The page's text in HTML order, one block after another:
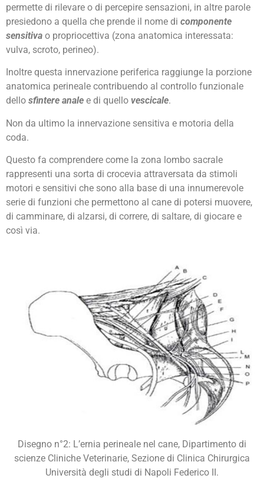
permette di rilevare o di percepire sensazioni, in altre parole
presiedono a quella che prende il nome di componente
sensitiva o propriocettiva (zona anatomica interessata:
vulva, scroto, perineo).
Inoltre questa innervazione periferica raggiunge la porzione
anatomica perineale contribuendo al controllo funzionale
dello sfintere anale e di quello vescicale.
Non da ultimo la innervazione sensitiva e motoria della
coda.
Questo fa comprendere come la zona lombo sacrale
rappresenti una sorta di crocevia attraversata da stimoli
motori e sensitivi che sono alla base di una innumerevole
serie di funzioni che permettono al cane di potersi muovere,
di camminare, di alzarsi, di correre, di saltare, di giocare e
così via.
Disegno n°2: L’ernia perineale nel cane, Dipartimento di
scienze Cliniche Veterinarie, Sezione di Clinica Chirurgica
Università degli studi di Napoli Federico II.